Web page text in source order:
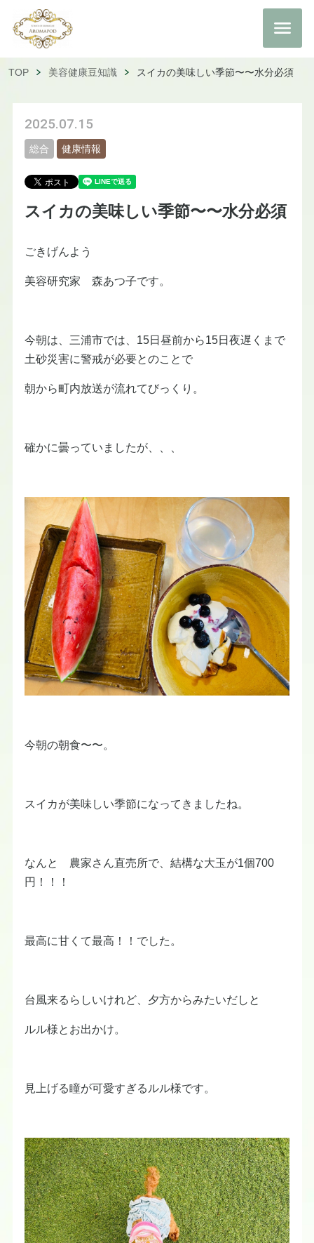
TOP 美容健康豆知識 スイカの美味しい季節〜〜水分必須
2025.07.15
総合 健康情報
スイカの美味しい季節〜〜水分必須
ごきげんよう
美容研究家 森あつ子です。
今朝は、三浦市では、15日昼前から15日夜遅くまで
土砂災害に警戒が必要とのことで
朝から町内放送が流れてびっくり。
確かに曇っていましたが、、、
今朝の朝食〜〜。
スイカが美味しい季節になってきましたね。
なんと 農家さん直売所で、結構な大玉が1個700
円！！！
最高に甘くて最高！！でした。
台風来るらしいけれど、夕方からみたいだしと
ルル様とお出かけ。
見上げる瞳が可愛すぎるルル様です。